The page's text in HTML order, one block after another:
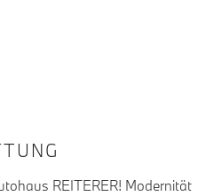
REITERER! Modernität